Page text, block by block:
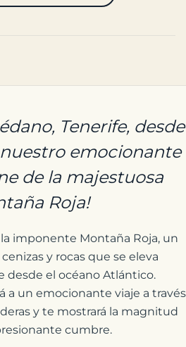
Tenerife, desde
emocionante
de la majestuosa
Roja!
la imponente Montaña Roja, un
y rocas que se eleva
desde el océano Atlántico.
a un emocionante viaje a través
y te mostrará la magnitud
cumbre.